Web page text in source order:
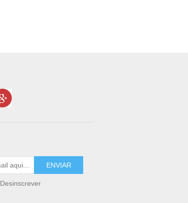
Desinscrever